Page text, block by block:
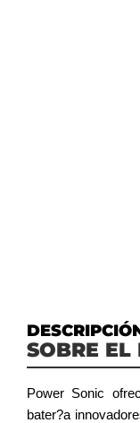
SOBRE EL
Power Sonic
bater?a